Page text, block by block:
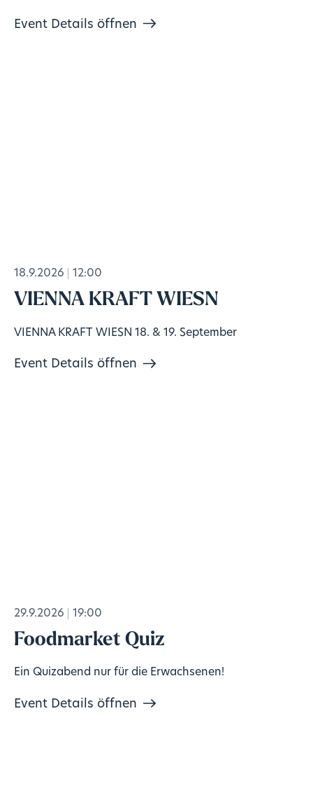
Event Details öffnen
18.9.2026 12:00
VIENNA KRAFT WIESN
VIENNA KRAFT WIESN 18. & 19. September
Event Details öffnen
29.9.2026 19:00
Foodmarket Quiz
Ein Quizabend nur für die Erwachsenen!
Event Details öffnen